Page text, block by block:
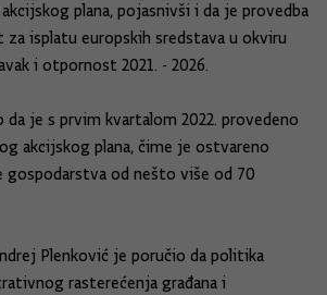
plana, pojasnivši i da je provedba
isplatu europskih sredstava u okviru
i otpornost 2021. - 2026.
je s prvim kvartalom 2022. provedeno
akcijskog plana, čime je ostvareno
gospodarstva od nešto više od 70
Plenković je poručio da politika
rasterećenja građana i